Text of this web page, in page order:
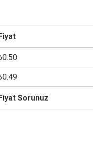
Sorunuz